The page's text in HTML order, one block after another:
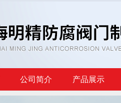
公司简介 产品展示